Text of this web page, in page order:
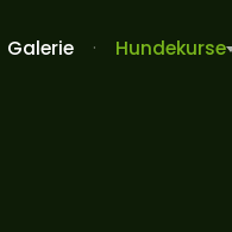
Galerie Hundekurse